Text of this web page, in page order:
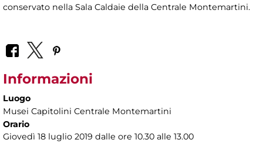
conservato nella Sala Caldaie della Centrale Montemartini.
Informazioni
Luogo
Musei Capitolini Centrale Montemartini
Orario
Giovedì 18 luglio 2019 dalle ore 10.30 alle 13.00